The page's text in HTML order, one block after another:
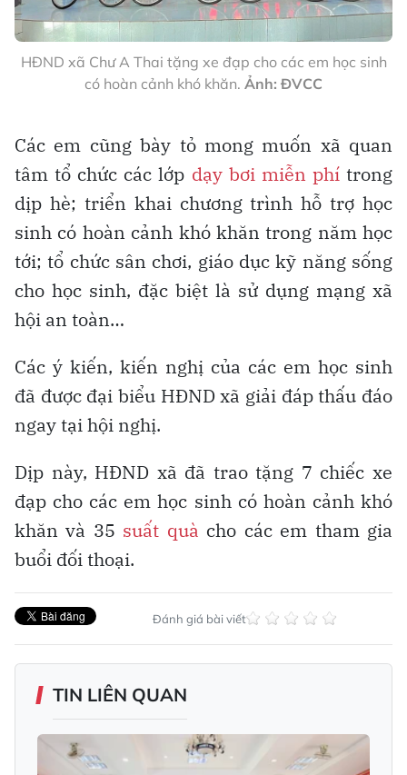
HĐND xã Chư A Thai tặng xe đạp cho các em học sinh
có hoàn cảnh khó khăn. Ảnh: ĐVCC
Các em cũng bày tỏ mong muốn xã quan
tâm tổ chức các lớp dạy bơi miễn phítrong
dịp hè; triển khai chương trình hỗ trợ học
sinh có hoàn cảnh khó khăn trong năm học
tới; tổ chức sân chơi, giáo dục kỹ năng sống
cho học sinh, đặc biệt là sử dụng mạng xã
hội an toàn…
Các ý kiến, kiến nghị của các em học sinh
đã được đại biểu HĐND xã giải đáp thấu đáo
ngay tại hội nghị.
Dịp này, HĐND xã đã trao tặng 7 chiếc xe
đạp cho các em học sinh có hoàn cảnh khó
khăn và 35 suất quà cho các em tham gia
buổi đối thoại.
Đánh giá bài viết
TIN LIÊN QUAN